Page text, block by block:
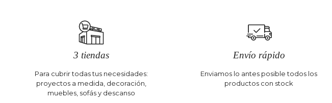
3 tiendas
Para cubrir todas tus necesidades:
proyectos a medida, decoración,
muebles, sofás y descanso
Envío rápido
Enviamos lo antes posible todos los
productos con stock